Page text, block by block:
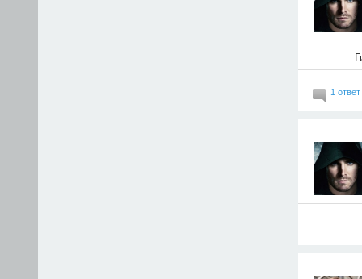
1 ответ